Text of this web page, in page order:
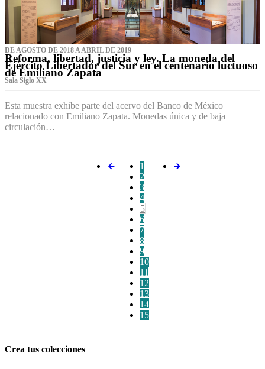
DE AGOSTO DE 2018 A ABRIL DE 2019
Reforma, libertad, justicia y ley. La moneda del
Ejército Libertador del Sur en el centenario luctuoso
de Emiliano Zapata
Sala Siglo XX
Esta muestra exhibe parte del acervo del Banco de México
relacionado con Emiliano Zapata. Monedas única y de baja
circulación…
1
2
3
4
5
6
7
8
9
10
11
12
13
14
15
Crea tus colecciones